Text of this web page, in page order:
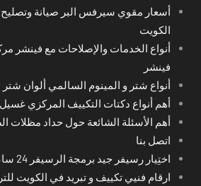
أسعار مقوي سيرفس البر صيانة
الكويت
أنواع الخدمات والإصلاحات مع فينشر
فينشر
أنواع شتر و المينوم السالمي ألوان
أهم أنواع دكتات التكييف المركزي
أهم الأسئلة الشائعة حول حداد مظلات
اتصل بنا
اختِيار رسيفر جيد برمجة الرسيفر 24 ساعة في الكويت
ارقام فنيي تكييف و تبريد في الكويت